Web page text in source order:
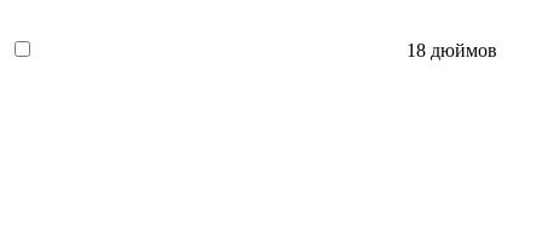
18 дюймов